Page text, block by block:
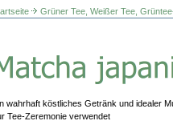
Grüner Tee, Weißer Tee,
wahrhaft köstliches Getränk und idealer
Tee-Zeremonie verwendet